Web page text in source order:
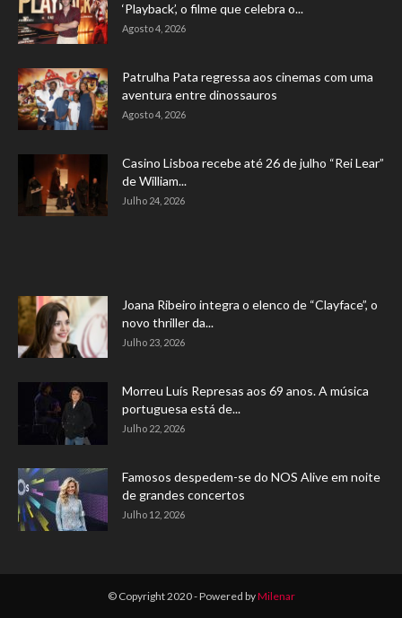
‘Playback’, o filme que celebra o...
Agosto 4, 2026
Patrulha Pata regressa aos cinemas com uma
aventura entre dinossauros
Agosto 4, 2026
Casino Lisboa recebe até 26 de julho “Rei Lear”
de William...
Julho 24, 2026
Joana Ribeiro integra o elenco de “Clayface”, o
novo thriller da...
Julho 23, 2026
Morreu Luís Represas aos 69 anos. A música
portuguesa está de...
Julho 22, 2026
Famosos despedem-se do NOS Alive em noite
de grandes concertos
Julho 12, 2026
© Copyright 2020 - Powered byMilenar